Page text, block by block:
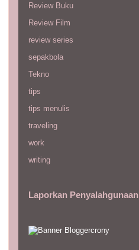
Review Buku
Review Film
review series
sepakbola
Tekno
tips
tips menulis
traveling
work
writing
Laporkan Penyalahgunaan